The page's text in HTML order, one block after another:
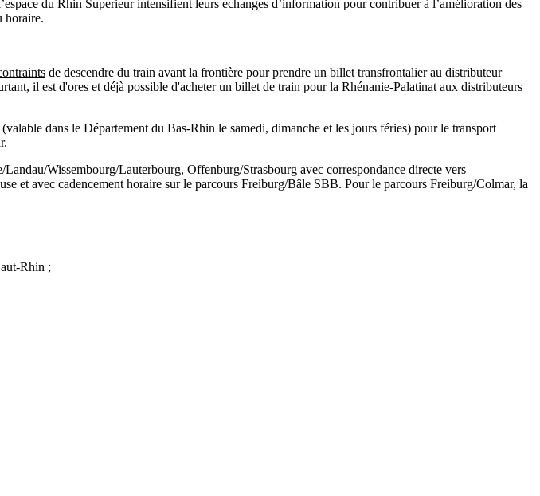
du Rhin Supérieur intensifient leurs échanges d’information pour contribuer à l’amélioration des
horaire.
de descendre du train avant la frontière pour prendre un billet transfrontalier au distributeur
il est d'ores et déjà possible d'acheter un billet de train pour la Rhénanie-Palatinat aux distributeurs
dans le Département du Bas-Rhin le samedi, dimanche et les jours féries) pour le transport
Wissembourg/Lauterbourg, Offenburg/Strasbourg avec correspondance directe vers
et avec cadencement horaire sur le parcours Freiburg/Bâle SBB. Pour le parcours Freiburg/Colmar, la
Rhin ;